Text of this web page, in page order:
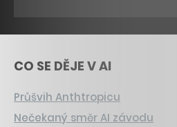
CO SE DĚJE V AI
Průšvih Anthtropicu
Nečekaný směr AI závodu